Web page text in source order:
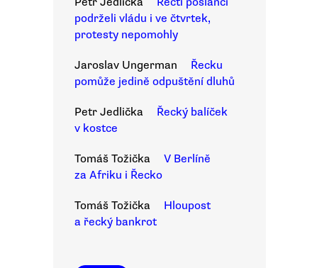
podrželi vládu i ve čtvrtek,
protesty nepomohly
Jaroslav Ungerman
Řecku
pomůže jedině odpuštění dluhů
Petr Jedlička
Řecký balíček
v kostce
Tomáš Tožička
V Berlíně
za Afriku i Řecko
Tomáš Tožička
Hloupost
a řecký bankrot